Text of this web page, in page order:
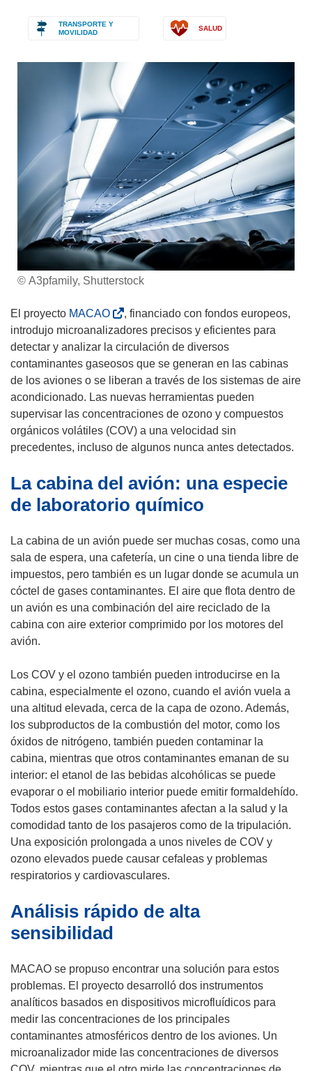
TRANSPORTE Y
MOVILIDAD
SALUD
© A3pfamily, Shutterstock
El proyecto MACAO(
s
e
a
b
r
i
r
á
n
u
n
n
u
e
v
a
v
a
n
a
)
, financiado con fondos europeos,
introdujo microanalizadores precisos y eficientes para
detectar y analizar la circulación de diversos
contaminantes gaseosos que se generan en las cabinas
de los aviones o se liberan a través de los sistemas de aire
acondicionado. Las nuevas herramientas pueden
supervisar las concentraciones de ozono y compuestos
orgánicos volátiles (COV) a una velocidad sin
precedentes, incluso de algunos nunca antes detectados.
La cabina del avión: una especie
de laboratorio químico
La cabina de un avión puede ser muchas cosas, como una
sala de espera, una cafetería, un cine o una tienda libre de
impuestos, pero también es un lugar donde se acumula un
cóctel de gases contaminantes. El aire que flota dentro de
un avión es una combinación del aire reciclado de la
cabina con aire exterior comprimido por los motores del
avión.
Los COV y el ozono también pueden introducirse en la
cabina, especialmente el ozono, cuando el avión vuela a
una altitud elevada, cerca de la capa de ozono. Además,
los subproductos de la combustión del motor, como los
óxidos de nitrógeno, también pueden contaminar la
cabina, mientras que otros contaminantes emanan de su
interior: el etanol de las bebidas alcohólicas se puede
evaporar o el mobiliario interior puede emitir formaldehído.
Todos estos gases contaminantes afectan a la salud y la
comodidad tanto de los pasajeros como de la tripulación.
Una exposición prolongada a unos niveles de COV y
ozono elevados puede causar cefaleas y problemas
respiratorios y cardiovasculares.
Análisis rápido de alta
sensibilidad
MACAO se propuso encontrar una solución para estos
problemas. El proyecto desarrolló dos instrumentos
analíticos basados en dispositivos microfluídicos para
medir las concentraciones de los principales
contaminantes atmosféricos dentro de los aviones. Un
microanalizador mide las concentraciones de diversos